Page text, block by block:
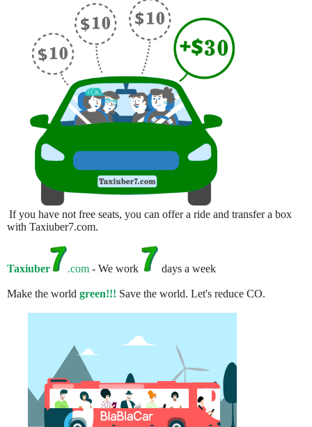
If you have not free seats, you can offer a ride and transfer a box
with Taxiuber7.com.
Taxiuber .com - We work days a week
Make the world green!!! Save the world. Let's reduce CO.